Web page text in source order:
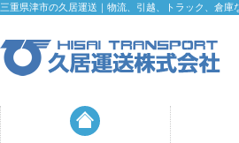
三重県津市の久居運送｜物流、引越、トラック、倉